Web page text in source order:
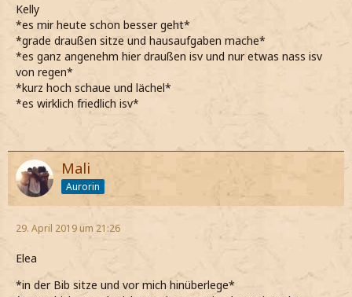
Kelly
*es mir heute schon besser geht*
*grade draußen sitze und hausaufgaben mache*
*es ganz angenehm hier draußen isv und nur etwas nass isv
von regen*
*kurz hoch schaue und lächel*
*es wirklich friedlich isv*
Mali
Aurorin
29. April 2019 um 21:26
Elea
*in der Bib sitze und vor mich hinüberlege*